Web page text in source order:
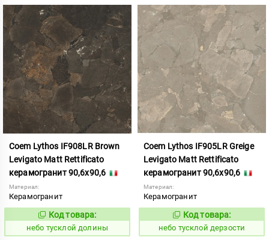
Coem Lythos IF908LR Brown
Levigato Matt Rettificato
керамогранит 90,6x90,6
Материал:
Керамогранит
1122646
Код товара:
небо тусклой долины
Coem Lythos IF905LR Greige
Levigato Matt Rettificato
керамогранит 90,6x90,6
Материал:
Керамогранит
1122645
Код товара:
небо тусклой дерзости